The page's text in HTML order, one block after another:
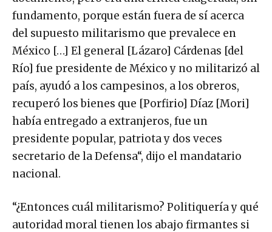
fundamento, porque están fuera de sí acerca
del supuesto militarismo que prevalece en
México […] El general [Lázaro] Cárdenas [del
Río] fue presidente de México y no militarizó al
país, ayudó a los campesinos, a los obreros,
recuperó los bienes que [Porfirio] Díaz [Mori]
había entregado a extranjeros, fue un
presidente popular, patriota y dos veces
secretario de la Defensa“, dijo el mandatario
nacional.
“¿Entonces cuál militarismo? Politiquería y qué
autoridad moral tienen los abajo firmantes si